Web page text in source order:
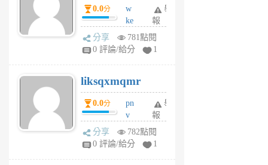
月
前
0.0分
w
ke
rv
pj
6
個
月
前
舉
報
分享
781點閱
0 評論/給分
1
liksqxmqmr
0.0分
pn
v
wt
sv
舉
報
分享
782點閱
0 評論/給分
1